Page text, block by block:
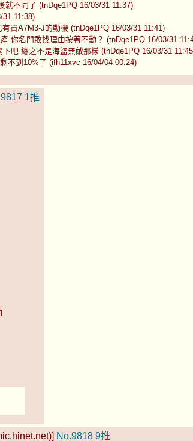
不同了 (tnDqe1PQ 16/03/31 11:37)
11:38)
買A7M3-J的動機 (tnDqe1PQ 16/03/31 11:41)
你名門敢找理由按著不動？ (tnDqe1PQ 16/03/31
吧 總之不是海盜無敵那樣 (tnDqe1PQ 16/03/31
不到10%了 (ifh11xvc 16/04/04 00:24)
1推
No.9818 9推